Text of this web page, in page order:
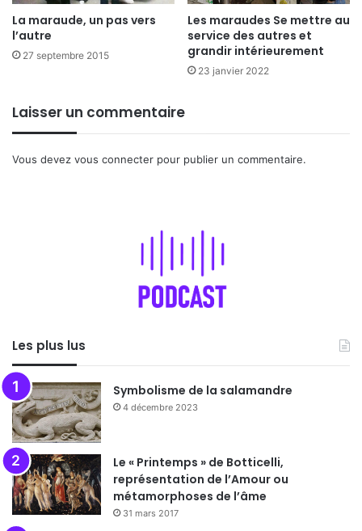
La maraude, un pas vers
l’autre
27 septembre 2015
Les maraudes Se mettre au
service des autres et
grandir intérieurement
23 janvier 2022
Laisser un commentaire
Vous devez vous connecter pour publier un commentaire.
Les plus lus
Symbolisme de la salamandre
4 décembre 2023
Le « Printemps » de Botticelli,
représentation de l’Amour ou
métamorphoses de l’âme
31 mars 2017